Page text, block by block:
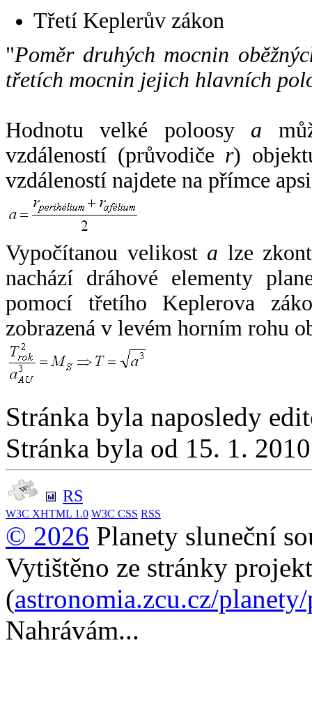
Třetí Keplerův zákon
"Poměr druhých mocnin
třetích mocnin jejich hlavních
Hodnotu velké poloosy a
vzdáleností (průvodiče r)
vzdáleností najdete na přímce
Vypočítanou velikost a lze
nachází dráhové elementy
pomocí třetího Keplerova
zobrazená v levém horním rohu
Stránka byla naposledy
Stránka byla od 15. 1.
RS
W3C XHTML 1.0 W3C CSS RSS
© 2026 Planety sluneční
Vytištěno ze stránky
(astronomia.zcu.cz/
Nahrávám...